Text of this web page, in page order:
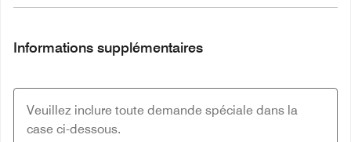
Informations supplémentaires